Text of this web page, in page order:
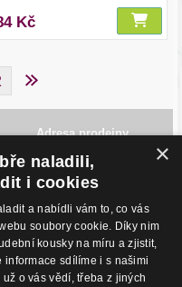
Kč
Adresa prodejny
Havlíčkovo Nábřeží 28,
702 00, Ostrava
Česká Republika
O nákupu
Obchodní podmínky
Podmínky prodeje na splátky
Kontakty
×
naladili,
i cookies
a nabídli vám to, co vás
soubory cookie. Díky nim
kousky na míru a zjistit,
informace sdílíme i s našimi
o vás vědí, třeba z jiných